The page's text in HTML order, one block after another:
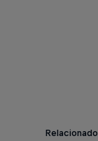
Relacionado